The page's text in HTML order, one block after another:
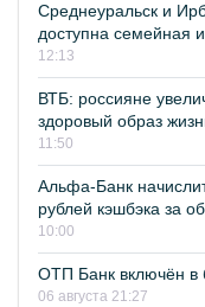
Среднеуральск и
доступна семейная
12:13
ВТБ: россияне
здоровый образ
11:50
Альфа-Банк
рублей кэшбэка за
10:00
ОТП Банк включён
06 августа 21:27